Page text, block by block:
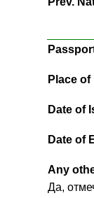
Place of
Date of
Date of
Any
Да,